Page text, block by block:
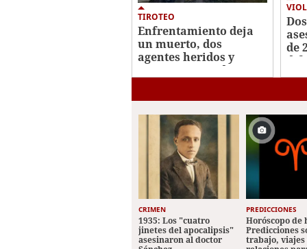
TIROTEO
Enfrentamiento deja
un muerto, dos
agentes heridos y
varios capturados en
de
CRIMEN
1935: Los "cuatro
jinetes del apocalipsis"
asesinaron al doctor
PREDICCIONES
Horóscopo de
Predicciones
trabajo, viajes